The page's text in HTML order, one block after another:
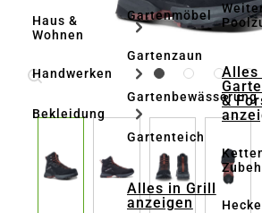
Haus &
Wohnen
Handwerken
Bekleidung
Gartenmöbel
Gartenzaun
Gartenbewässerung
Gartenteich
Alles in Grill
anzeigen
Alles
&